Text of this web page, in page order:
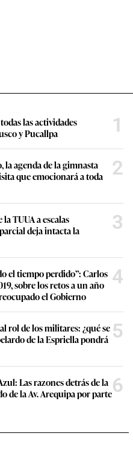
las actividades
y Pucallpa
1
la agenda de la gimnasta
que emocionará a toda
2
TUUA a escalas
deja intacta la
3
el tiempo perdido”: Carlos
sobre los retos a un año
el Gobierno
4
rol de los militares: ¿qué se
de la Espriella pondrá 5
Las razones detrás de la
de la Av. Arequipa por parte6